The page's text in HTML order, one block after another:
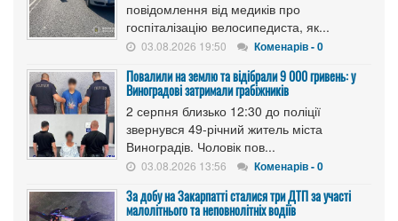
повідомлення від медиків про
госпіталізацію велосипедиста, як...
03.08.2026 19:50 Коменарів - 0
Повалили на землю та відібрали 9 000 гривень: у
Виноградові затримали грабіжників
2 серпня близько 12:30 до поліції
звернувся 49-річний житель міста
Виноградів. Чоловік пов...
03.08.2026 13:56 Коменарів - 0
За добу на Закарпатті сталися три ДТП за участі
малолітнього та неповнолітніх водіїв